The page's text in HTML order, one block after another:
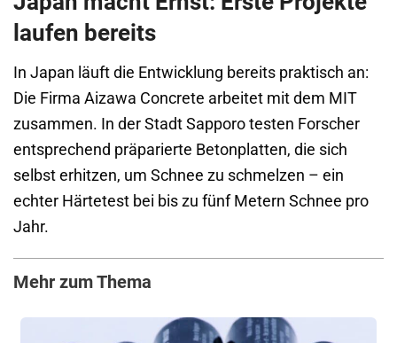
laufen bereits
In Japan läuft die Entwicklung bereits praktisch an:
Die Firma Aizawa Concrete arbeitet mit dem MIT
zusammen. In der Stadt Sapporo testen Forscher
entsprechend präparierte Betonplatten, die sich
selbst erhitzen, um Schnee zu schmelzen – ein
echter Härtetest bei bis zu fünf Metern Schnee pro
Jahr.
Mehr zum Thema